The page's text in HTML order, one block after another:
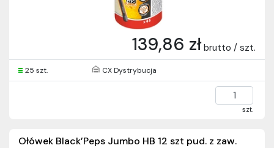
139,86 zł brutto / szt.
25 szt. CX Dystrybucja
szt.
Ołówek Black’Peps Jumbo HB 12 szt pud. z zaw.